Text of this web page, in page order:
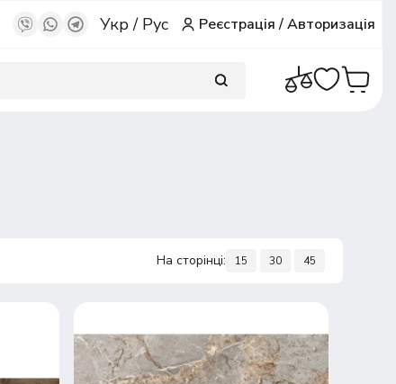
Укр/ Рус Реєстрація/Авторизація
На сторінці: 15 30 45